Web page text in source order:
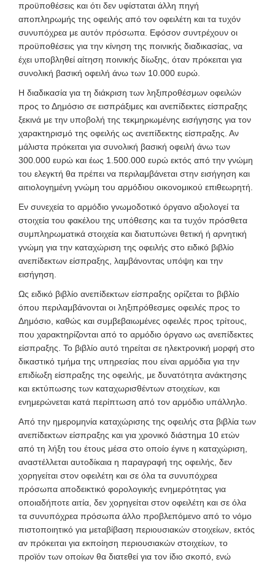
προϋποθέσεις και ότι δεν υφίσταται άλλη πηγή
αποπληρωμής της οφειλής από τον οφειλέτη και τα τυχόν
συνυπόχρεα με αυτόν πρόσωπα. Εφόσον συντρέχουν οι
προϋποθέσεις για την κίνηση της ποινικής διαδικασίας, να
έχει υποβληθεί αίτηση ποινικής δίωξης, όταν πρόκειται για
συνολική βασική οφειλή άνω των 10.000 ευρώ.
Η διαδικασία για τη διάκριση των ληξιπροθέσμων οφειλών
προς το Δημόσιο σε εισπράξιμες και ανεπίδεκτες είσπραξης
ξεκινά με την υποβολή της τεκμηριωμένης εισήγησης για τον
χαρακτηρισμό της οφειλής ως ανεπίδεκτης είσπραξης. Αν
μάλιστα πρόκειται για συνολική βασική οφειλή άνω των
300.000 ευρώ και έως 1.500.000 ευρώ εκτός από την γνώμη
του ελεγκτή θα πρέπει να περιλαμβάνεται στην εισήγηση και
αιτιολογημένη γνώμη του αρμόδιου οικονομικού επιθεωρητή.
Εν συνεχεία το αρμόδιο γνωμοδοτικό όργανο αξιολογεί τα
στοιχεία του φακέλου της υπόθεσης και τα τυχόν πρόσθετα
συμπληρωματικά στοιχεία και διατυπώνει θετική ή αρνητική
γνώμη για την καταχώριση της οφειλής στο ειδικό βιβλίο
ανεπίδεκτων είσπραξης, λαμβάνοντας υπόψη και την
εισήγηση.
Ως ειδικό βιβλίο ανεπίδεκτων είσπραξης ορίζεται το βιβλίο
όπου περιλαμβάνονται οι ληξιπρόθεσμες οφειλές προς το
Δημόσιο, καθώς και συμβεβαιωμένες οφειλές προς τρίτους,
που χαρακτηρίζονται από το αρμόδιο όργανο ως ανεπίδεκτες
είσπραξης. Το βιβλίο αυτό τηρείται σε ηλεκτρονική μορφή στο
δικαστικό τμήμα της υπηρεσίας που είναι αρμόδια για την
επιδίωξη είσπραξης της οφειλής, με δυνατότητα ανάκτησης
και εκτύπωσης των καταχωρισθέντων στοιχείων, και
ενημερώνεται κατά περίπτωση από τον αρμόδιο υπάλληλο.
Από την ημερομηνία καταχώρισης της οφειλής στα βιβλία των
ανεπίδεκτων είσπραξης και για χρονικό διάστημα 10 ετών
από τη λήξη του έτους μέσα στο οποίο έγινε η καταχώριση,
αναστέλλεται αυτοδίκαια η παραγραφή της οφειλής, δεν
χορηγείται στον οφειλέτη και σε όλα τα συνυπόχρεα
πρόσωπα αποδεικτικό φορολογικής ενημερότητας για
οποιαδήποτε αιτία, δεν χορηγείται στον οφειλέτη και σε όλα
τα συνυπόχρεα πρόσωπα άλλο προβλεπόμενο από το νόμο
πιστοποιητικό για μεταβίβαση περιουσιακών στοιχείων, εκτός
αν πρόκειται για εκποίηση περιουσιακών στοιχείων, το
προϊόν των οποίων θα διατεθεί για τον ίδιο σκοπό, ενώ